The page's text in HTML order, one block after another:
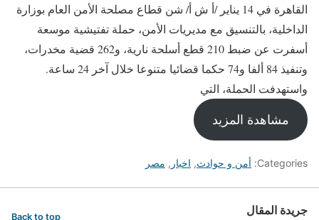
القاهرة في 14 يناير /أ ش أ/ شن قطاع مصلحة الأمن العام بوزارة
الداخلية، بالتنسيق مع مديريات الأمن، حملة تفتيشية موسعة
أسفرت عن ضبط 210 قطع أسلحة نارية، و262 قضية مخدرات،
وتنفيذ 84 ألفا و74 حكما قضائيا متنوعا خلال آخر 24 ساعة.
واستهدفت الحملة، التي
مشاهدة المزيد
Categories: أمن و حوادث, اخبار , مصر
جريدة المقال Back to top